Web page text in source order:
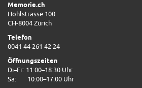
Memorie.ch
Hohlstrasse 100
CH-8004 Zürich
Telefon
0041 44 261 42 24
Öffnungszeiten
Di–Fr: 11:00–18:30 Uhr
Sa:
10:00–17:00 Uhr